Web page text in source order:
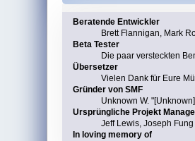
Beratende Entwickler
Brett Flannigan, Mark
Beta Tester
Die paar versteckten
Übersetzer
Vielen Dank für Eure
Gründer von SMF
Unknown W.
Ursprüngliche Projekt
Jeff Lewis, Joseph
In loving memory of